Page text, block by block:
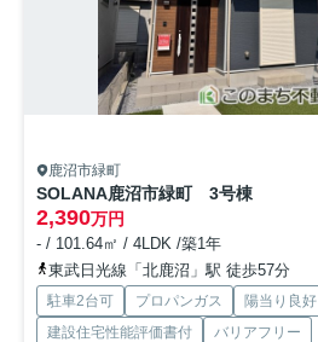
鹿沼市緑町
SOLANA鹿沼市緑町 3号棟
2,390万円
- / 101.64㎡ / 4LDK /築1年
東武日光線「北鹿沼」駅 徒歩57分
駐車2台可 プロパンガス 陽当り良好
建設住宅性能評価書付
バリアフリー